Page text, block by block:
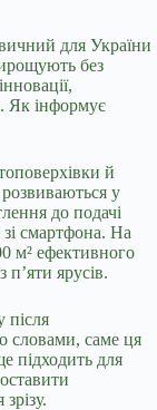
для України
без
Як інформує
й
у
до подачі
смартфона. На
м² ефективного
п’яти ярусів.
після
словами, саме ця
підходить для